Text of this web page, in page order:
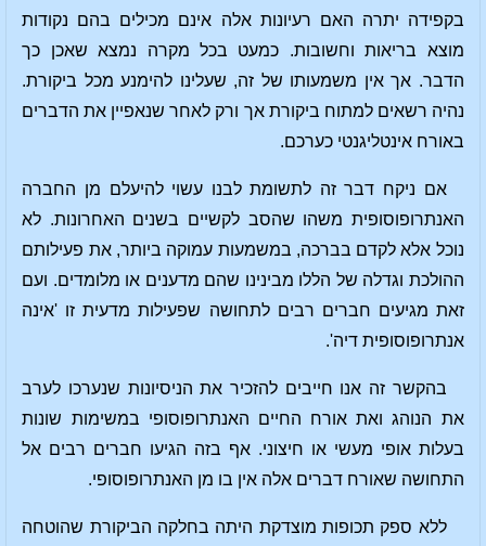
בקפידה יתרה האם רעיונות אלה אינם מכילים בהם נקודות
מוצא בריאות וחשובות. כמעט בכל מקרה נמצא שאכן כך
הדבר. אך אין משמעותו של זה, שעלינו להימנע מכל ביקורת.
נהיה רשאים למתוח ביקורת אך ורק לאחר שנאפיין את הדברים
באורח אינטליגנטי כערכם.
אם ניקח דבר זה לתשומת לבנו עשוי להיעלם מן החברה
האנתרופוסופית משהו שהסב לקשיים בשנים האחרונות. לא
נוכל אלא לקדם בברכה, במשמעות עמוקה ביותר, את פעילותם
ההולכת וגדלה של הללו מבינינו שהם מדענים או מלומדים. ועם
זאת מגיעים חברים רבים לתחושה שפעילות מדעית זו 'אינה
אנתרופוסופית דיה'.
בהקשר זה אנו חייבים להזכיר את הניסיונות שנערכו לערב
את הנוהג ואת אורח החיים האנתרופוסופי במשימות שונות
בעלות אופי מעשי או חיצוני. אף בזה הגיעו חברים רבים אל
התחושה שאורח דברים אלה אין בו מן האנתרופוסופי.
ללא ספק תכופות מוצדקת היתה בחלקה הביקורת שהוטחה